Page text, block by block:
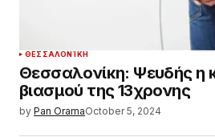
ΘΕΣΣΑΛΟΝΊΚΗ
Θεσσαλονίκη: Ψευδής η
βιασμού της 13χρονης
by Pan OramaOctober 5, 2024